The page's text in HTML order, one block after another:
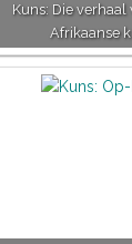
Kuns: Die verhaal
Afrikaanse